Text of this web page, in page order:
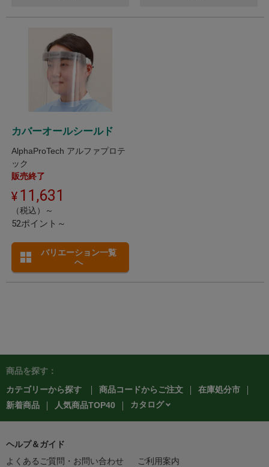
カバーオールシールド
AlphaProTech アルファプロテ
ック
販売終了
11,631
（税込）～
52ポイント～
バリエーション一覧
へ
商品を探す：
カテゴリーから探す
商品コードからご注文
在庫処分市
新着商品
人気商品TOP40 カタログ
ヘルプ＆ガイド
よくあるご質問・お問い合わせ
ご利用案内